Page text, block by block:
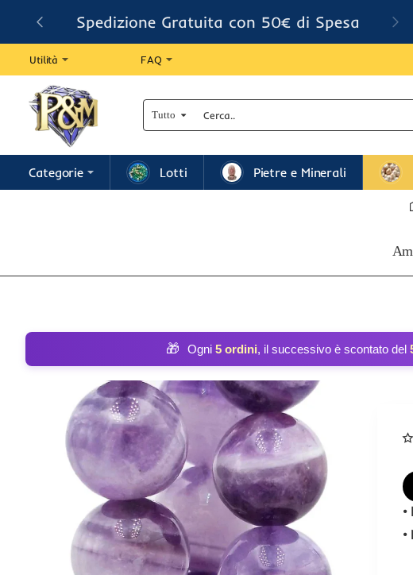
Spedizione Gratuita con 50€ di Spesa
Utilità FAQ
Tutto
Cerca..
Categorie Lotti Pietre e Minerali
🎁 Ogni 5 ordini, il successivo è scontato del